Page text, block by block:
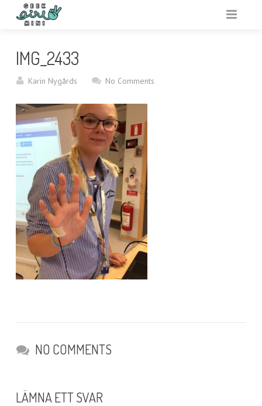
VAR?
RESURSER
OM
IMG_2433
Karin Nygårds No Comments
NO COMMENTS
LÄMNA ETT SVAR